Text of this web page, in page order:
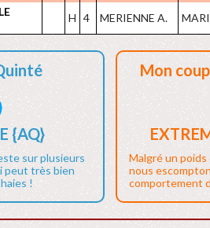
H 4 MERIENNE A.
{AQ}
sur plusieurs
peut très bien
!
Mon
Malgré un poids
nous
comportement